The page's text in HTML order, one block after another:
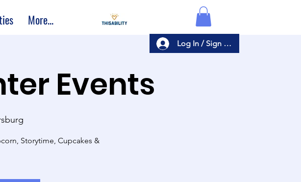
Log In / Sign Up
More...
Events
Storytime, Cupcakes &